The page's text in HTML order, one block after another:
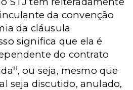
da convenção
da cláusula
significa que ela é
do contrato
8, ou seja, mesmo que
seja discutido, anulado,